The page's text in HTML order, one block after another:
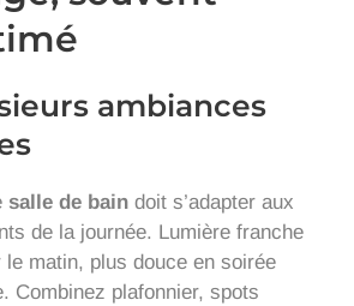
ambiances
salle de bain doit s’adapter aux
de la journée. Lumière franche
le matin, plus douce en soirée
Combinez plafonnier, spots